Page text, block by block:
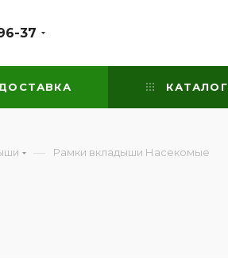
37
КАТАЛОГ
— Рамки вкладыши Насекомые